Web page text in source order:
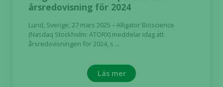
årsredovisning för 2024
Lund, Sverige, 27 mars 2025 – Alligator Bioscience
(Nasdaq Stockholm: ATORX) meddelar idag att
årsredovisningen för 2024, s ...
Läs mer